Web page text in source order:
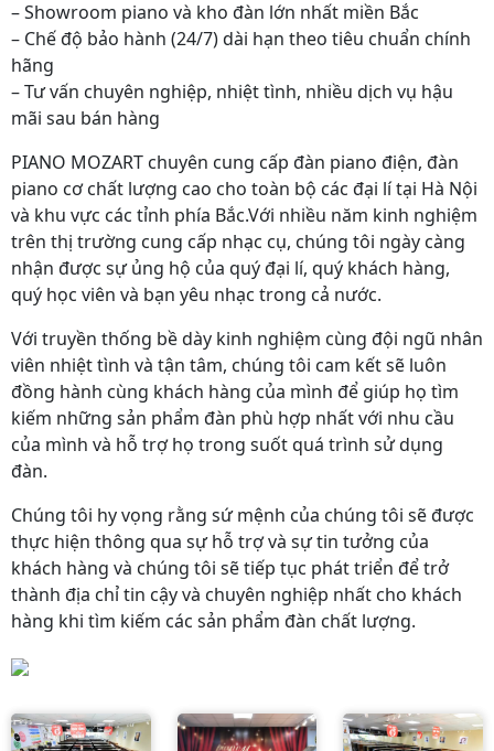
– Showroom piano và kho đàn lớn nhất miền Bắc
– Chế độ bảo hành (24/7) dài hạn theo tiêu chuẩn chính
hãng
– Tư vấn chuyên nghiệp, nhiệt tình, nhiều dịch vụ hậu
mãi sau bán hàng
PIANO MOZART chuyên cung cấp đàn piano điện, đàn
piano cơ chất lượng cao cho toàn bộ các đại lí tại Hà Nội
và khu vực các tỉnh phía Bắc.Với nhiều năm kinh nghiệm
trên thị trường cung cấp nhạc cụ, chúng tôi ngày càng
nhận được sự ủng hộ của quý đại lí, quý khách hàng,
quý học viên và bạn yêu nhạc trong cả nước.
Với truyền thống bề dày kinh nghiệm cùng đội ngũ nhân
viên nhiệt tình và tận tâm, chúng tôi cam kết sẽ luôn
đồng hành cùng khách hàng của mình để giúp họ tìm
kiếm những sản phẩm đàn phù hợp nhất với nhu cầu
của mình và hỗ trợ họ trong suốt quá trình sử dụng
đàn.
Chúng tôi hy vọng rằng sứ mệnh của chúng tôi sẽ được
thực hiện thông qua sự hỗ trợ và sự tin tưởng của
khách hàng và chúng tôi sẽ tiếp tục phát triển để trở
thành địa chỉ tin cậy và chuyên nghiệp nhất cho khách
hàng khi tìm kiếm các sản phẩm đàn chất lượng.